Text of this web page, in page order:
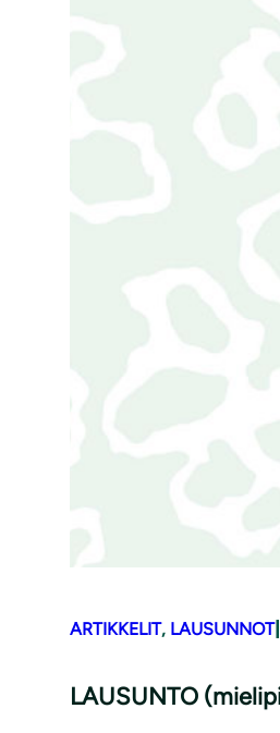
ARTIKKELIT, LAUSUNNOT|
LAUSUNTO